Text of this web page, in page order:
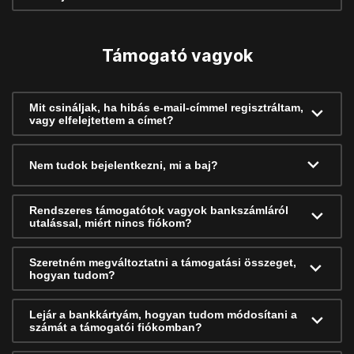
Támogató vagyok
Mit csináljak, ha hibás e-mail-címmel regisztráltam,
vagy elfelejtettem a címet?
Nem tudok bejelentkezni, mi a baj?
Rendszeres támogatótok vagyok bankszámláról
utalással, miért nincs fiókom?
Szeretném megváltoztatni a támogatási összeget,
hogyan tudom?
Lejár a bankkártyám, hogyan tudom módosítani a
számát a támogatói fiókomban?